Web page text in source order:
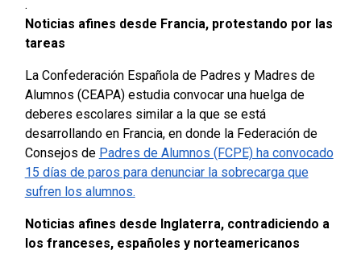
.
Noticias afines desde Francia, protestando por las
tareas
La Confederación Española de Padres y Madres de
Alumnos (CEAPA) estudia convocar una huelga de
deberes escolares similar a la que se está
desarrollando en Francia, en donde la Federación de
Consejos de Padres de Alumnos (FCPE) ha convocado
15 días de paros para denunciar la sobrecarga que
sufren los alumnos.
Noticias afines desde Inglaterra, contradiciendo a
los franceses, españoles y norteamericanos